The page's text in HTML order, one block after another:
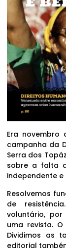
Era novembro
campanha da
Serra dos
sobre a falta
independente
Resolvemos
de
voluntário,
uma revista.
Dividimos as
editorial